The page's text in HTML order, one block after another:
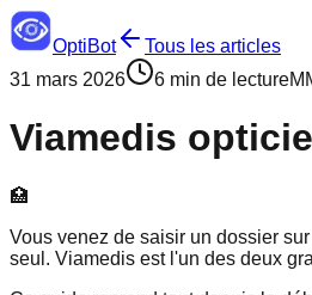
OptiBot
Tous les articles
31 mars 2026
6 min de lectureM
Viamedis
🏥
Vous venez de saisir un dossier
seul. Viamedis est l'un des deux